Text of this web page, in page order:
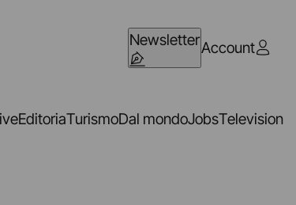
NewsletterAccount
EditoriaTurismoDal mondoJobsTelevision